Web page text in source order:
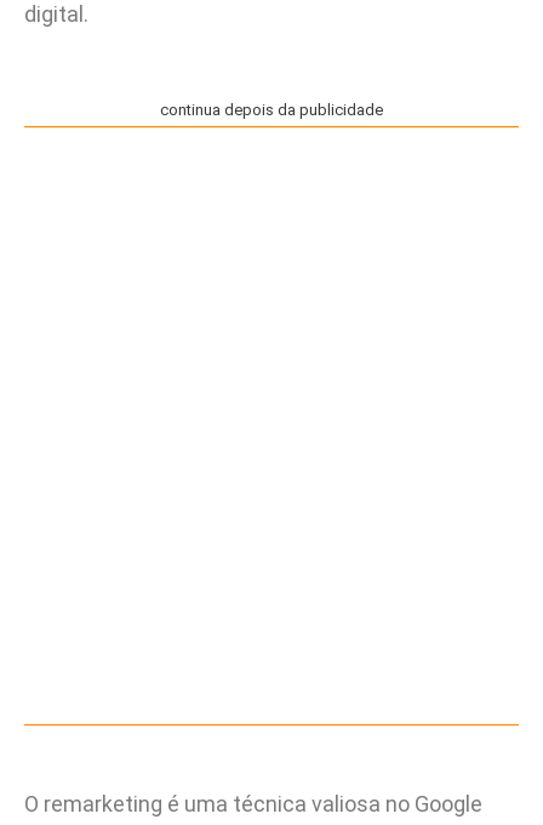
digital.
continua depois da publicidade
O remarketing é uma técnica valiosa no Google